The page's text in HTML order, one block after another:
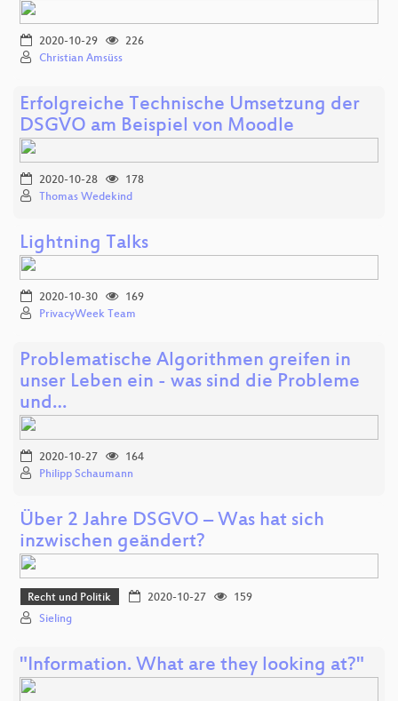
2020-10-29
226
Christian Amsüss
Erfolgreiche Technische Umsetzung der
DSGVO am Beispiel von Moodle
2020-10-28
178
Thomas Wedekind
Lightning Talks
2020-10-30
169
PrivacyWeek Team
Problematische Algorithmen greifen in
unser Leben ein - was sind die Probleme
und…
2020-10-27
164
Philipp Schaumann
Über 2 Jahre DSGVO – Was hat sich
inzwischen geändert?
Recht und Politik 2020-10-27
159
Sieling
"Information. What are they looking at?"